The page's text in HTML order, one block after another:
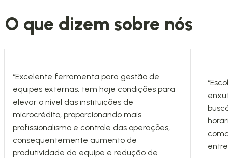
O que dizem sobre nós
“Excelente ferramenta para gestão de
equipes externas, tem hoje condições para
elevar o nível das instituições de
microcrédito, proporcionando mais
profissionalismo e controle das operações,
consequentemente aumento de
produtividade da equipe e redução de